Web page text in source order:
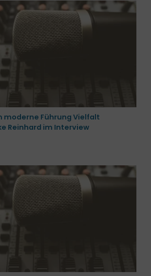
moderne Führung Vielfalt
Reinhard im Interview